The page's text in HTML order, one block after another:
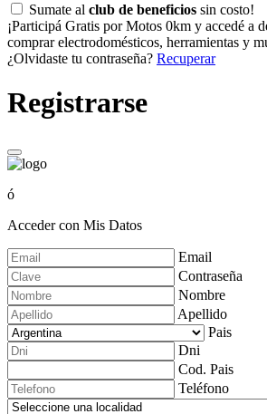
Sumate al club de beneficios sin costo!
¡Participá Gratis por Motos 0km y accedé a
comprar electrodomésticos, herramientas y
¿Olvidaste tu contraseña? Recuperar
Registrarse
ó
Acceder con Mis Datos
Email
Contraseña
Nombre
Apellido
Pais
Dni
Cod. Pais
Teléfono